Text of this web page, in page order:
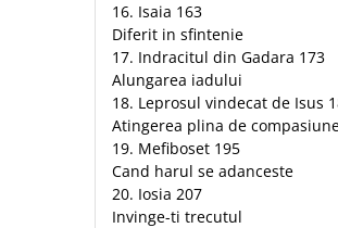
Sanatate / nutritie16. Isaia 163
Diferit in sfintenie
17. Indracitul din Gadara 173
Alungarea iadului
18. Leprosul vindecat de Isus
Atingerea plina de
19. Mefiboset 195
Cand harul se adanceste
20. Iosia 207
Invinge-ti trecutul